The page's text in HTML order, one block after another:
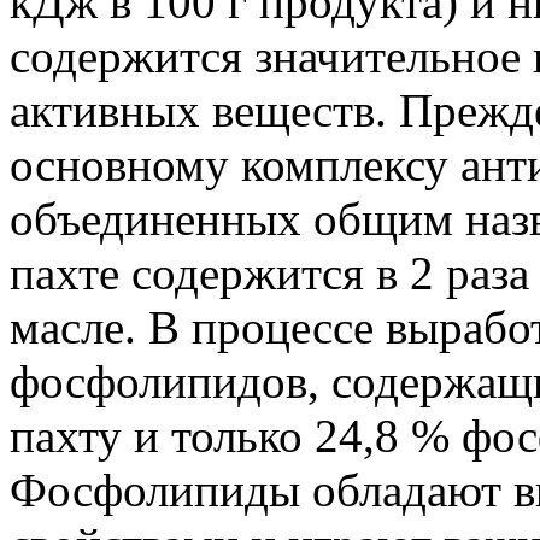
содержится
активных веществ.
основному комплексу
объединенных общим
пахте содержится в 2
масле. В процессе
фосфолипидов,
пахту и только 24,8 %
Фосфолипиды обладают